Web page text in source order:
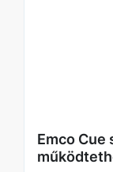
Emco Cue